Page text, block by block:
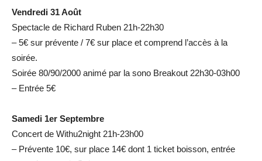
Vendredi 31 Août
Spectacle de Richard Ruben 21h-22h30
– 5€ sur prévente / 7€ sur place et comprend l’accès à la
soirée.
Soirée 80/90/2000 animé par la sono Breakout 22h30-03h00
– Entrée 5€
Samedi 1er Septembre
Concert de Withu2night 21h-23h00
– Prévente 10€, sur place 14€ dont 1 ticket boisson, entrée